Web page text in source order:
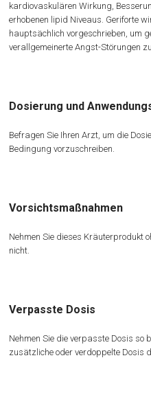
kardiovaskulären Wirkung,
erhobenen lipid Niveaus. Geriforte
hauptsächlich vorgeschrieben, um
verallgemeinerte Angst-Störungen
Dosierung und
Befragen Sie Ihren Arzt, um die
Bedingung vorzuschreiben.
Vorsichtsmaßnahmen
Nehmen Sie dieses Kräuterprodukt
nicht.
Verpasste Dosis
Nehmen Sie die verpasste Dosis so
zusätzliche oder verdoppelte Dosis